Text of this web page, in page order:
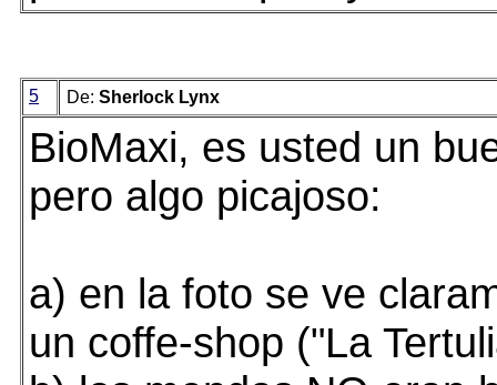
5 De: Sherlock Lynx
BioMaxi, es usted un
pero algo picajoso:
a) en la foto se ve
un coffe-shop ("La